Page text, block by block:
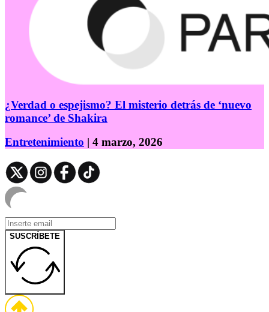
¿Verdad o espejismo? El misterio detrás de ‘nuevo
romance’ de Shakira
Entretenimiento | 4 marzo, 2026
SUSCRÍBETE